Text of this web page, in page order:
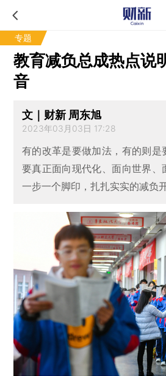
专题
教育减负总成热点说
音
文｜财新 周东旭
2023年03月03日 17:28
有的改革是要做加法，有的则是
要真正面向现代化、面向世界、
一步一个脚印，扎扎实实的减负